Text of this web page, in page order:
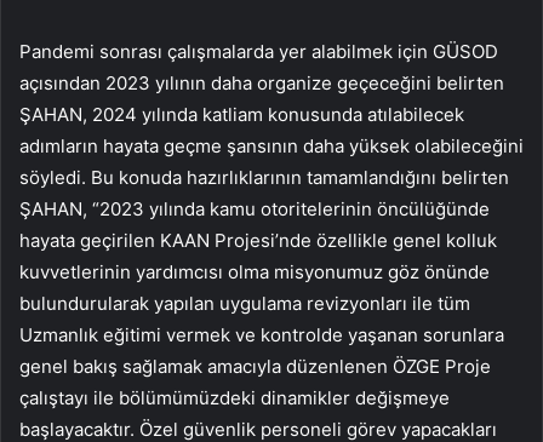
Pandemi sonrası çalışmalarda yer alabilmek için GÜSOD
açısından 2023 yılının daha organize geçeceğini belirten
ŞAHAN, 2024 yılında katliam konusunda atılabilecek
adımların hayata geçme şansının daha yüksek olabileceğini
söyledi. Bu konuda hazırlıklarının tamamlandığını belirten
ŞAHAN, “2023 yılında kamu otoritelerinin öncülüğünde
hayata geçirilen KAAN Projesi’nde özellikle genel kolluk
kuvvetlerinin yardımcısı olma misyonumuz göz önünde
bulundurularak yapılan uygulama revizyonları ile tüm
Uzmanlık eğitimi vermek ve kontrolde yaşanan sorunlara
genel bakış sağlamak amacıyla düzenlenen ÖZGE Proje
çalıştayı ile bölümümüzdeki dinamikler değişmeye
başlayacaktır. Özel güvenlik personeli görev yapacakları